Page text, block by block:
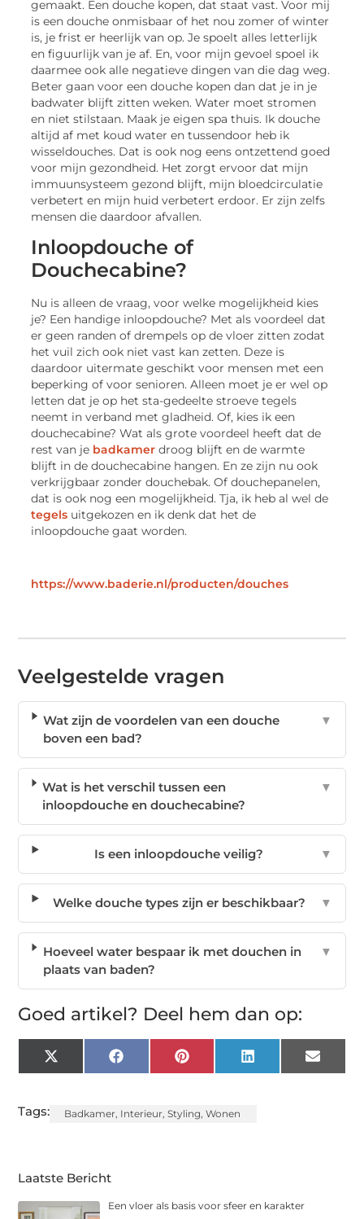
gemaakt. Een douche kopen, dat staat vast. Voor mij
is een douche onmisbaar of het nou zomer of winter
is, je frist er heerlijk van op. Je spoelt alles letterlijk
en figuurlijk van je af. En, voor mijn gevoel spoel ik
daarmee ook alle negatieve dingen van die dag weg.
Beter gaan voor een douche kopen dan dat je in je
badwater blijft zitten weken. Water moet stromen
en niet stilstaan. Maak je eigen spa thuis. Ik douche
altijd af met koud water en tussendoor heb ik
wisseldouches. Dat is ook nog eens ontzettend goed
voor mijn gezondheid. Het zorgt ervoor dat mijn
immuunsysteem gezond blijft, mijn bloedcirculatie
verbetert en mijn huid verbetert erdoor. Er zijn zelfs
mensen die daardoor afvallen.
Inloopdouche of
Douchecabine?
Nu is alleen de vraag, voor welke mogelijkheid kies
je? Een handige inloopdouche? Met als voordeel dat
er geen randen of drempels op de vloer zitten zodat
het vuil zich ook niet vast kan zetten. Deze is
daardoor uitermate geschikt voor mensen met een
beperking of voor senioren. Alleen moet je er wel op
letten dat je op het sta-gedeelte stroeve tegels
neemt in verband met gladheid. Of, kies ik een
douchecabine? Wat als grote voordeel heeft dat de
rest van je badkamerdroog blijft en de warmte
blijft in de douchecabine hangen. En ze zijn nu ook
verkrijgbaar zonder douchebak. Of douchepanelen,
dat is ook nog een mogelijkheid. Tja, ik heb al wel de
tegels uitgekozen en ik denk dat het de
inloopdouche gaat worden.
https://www.baderie.nl/producten/douches
Veelgestelde vragen
Wat zijn de voordelen van een douche
boven een bad?
▼
Wat is het verschil tussen een
inloopdouche en douchecabine?
▼
Is een inloopdouche veilig? ▼
Welke douche types zijn er beschikbaar? ▼
Hoeveel water bespaar ik met douchen in
plaats van baden?
▼
Goed artikel? Deel hem dan op:
X
(Twitter)
FacebookPinterest LinkedIn Email
Tags: Badkamer, Interieur,Styling,Wonen
Laatste Bericht
Een vloer als basis voor sfeer en karakter